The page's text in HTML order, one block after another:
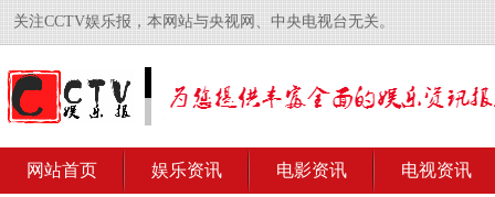
关注CCTV娱乐报，本网站与央视网、中央电视台无关。
网站首页 娱乐资讯 电影资讯 电视资讯